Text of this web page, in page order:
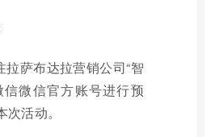
拉萨布达拉营销公司“智
信微信官方账号进行预
活动。